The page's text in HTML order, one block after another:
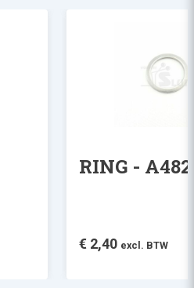
RING -
€ 2,40 excl. BTW